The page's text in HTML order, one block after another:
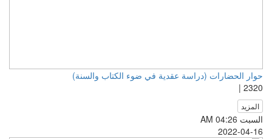
حوار الحضارات (دراسة عقدية في ضوء الكتاب والسنة)
2320 |
المزيد
السبت AM 04:26
2022-04-16